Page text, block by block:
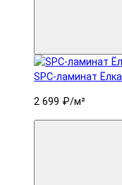
SPC-ламинат
2 699 ₽/м²